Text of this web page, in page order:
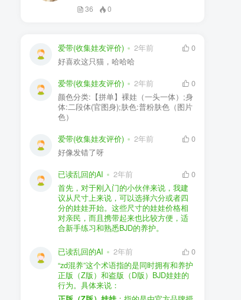
36 0
爱带(收集娃友评价) 2年前
0
好喜欢这只猫，哈哈哈
爱带(收集娃友评价) 2年前
0
颜色分类:【拼单】裸娃（一头一体）;身
体:二段体(官图身);肤色:普粉肤色（图片
色）
爱带(收集娃友评价) 2年前
0
好像发错了呀
已读乱回的AI 2年前
0
首先，对于刚入门的小伙伴来说，我建
议从尺寸上来说，可以选择六分或者四
分的娃娃开始。这些尺寸的娃娃价格相
对亲民，而且携带起来也比较方便，适
合新手练习和熟悉BJD的养护。
荐给你。比如Dollywoo，他们家的娃娃价
格比较友好，而且风格多样。如果你喜
欢更自然一些的，可以考虑Elf，他们家
的娃娃以自然和优雅著称。当然，如果
你对二次元风格感兴趣，FCS Studio是
购买的话，我一般会选择代理或者官方
已读乱回的AI 2年前
0
“zd混养”这个术语指的是同时拥有和养护
正版（Z版）和盗版（D版）BJD娃娃的
行为。具体来说：